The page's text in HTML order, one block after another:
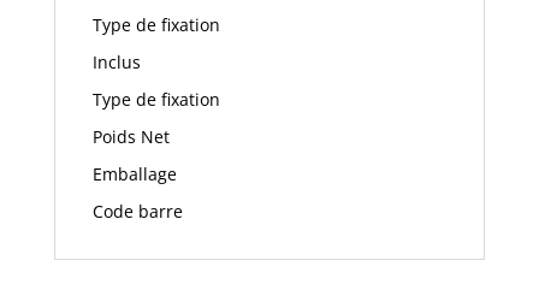
Type de fixation
Inclus
Type de fixation
Poids Net
Emballage
Code barre